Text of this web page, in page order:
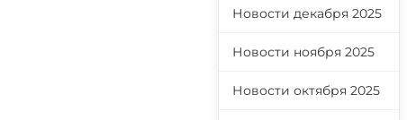
Новости декабря 2025
Новости ноября 2025
Новости октября 2025